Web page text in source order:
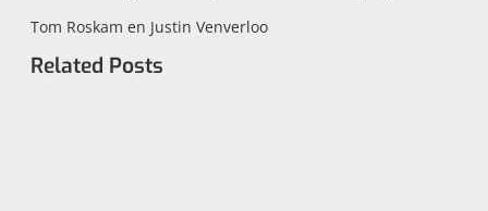
Tom Roskam en Justin Venverloo
Related Posts